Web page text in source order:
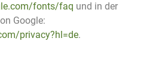
fonts/faq und in der
Google:
privacy?hl=de.